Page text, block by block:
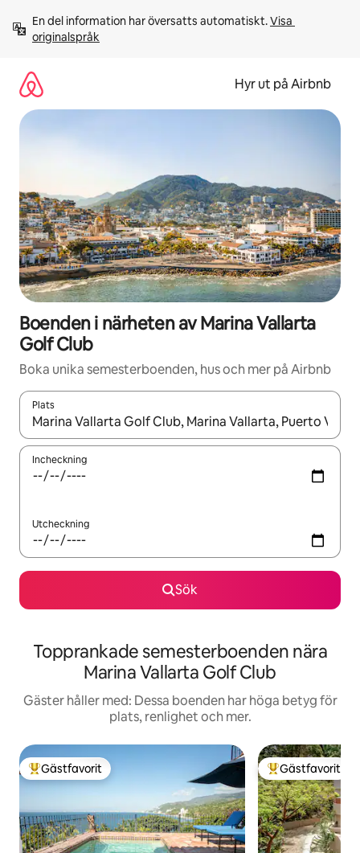
innehåll
En del information har översatts automatiskt. Visa
originalspråk
Hyr ut på Airbnb
Boenden i närheten av Marina Vallarta
Golf Club
Boka unika semesterboenden, hus och mer på Airbnb
Plats
När resultaten är tillgängliga kan du navigera med upp- och
Incheckning
Utcheckning
Sök
Topprankade semesterboenden nära
Marina Vallarta Golf Club
Gäster håller med: Dessa boenden har höga betyg för
plats, renlighet och mer.
Populär gästfavorit
Gästfavorit Populär
Gästfavorit